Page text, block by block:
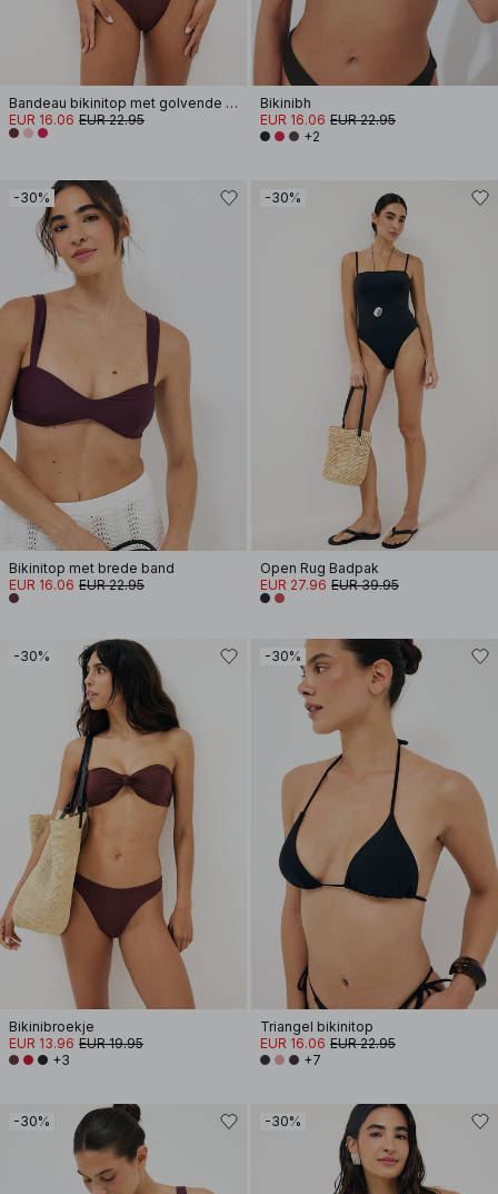
Bandeau bikinitop met golvende band
EUR 16.06 EUR 22.95
Bikinibh
EUR 16.06 EUR 22.95
+2
-30%
Bikinitop met brede band
EUR 16.06 EUR 22.95
-30%
Open Rug Badpak
EUR 27.96 EUR 39.95
-30%
Bikinibroekje
EUR 13.96 EUR 19.95
+3
-30%
Triangel bikinitop
EUR 16.06 EUR 22.95
+7
-30% -30%